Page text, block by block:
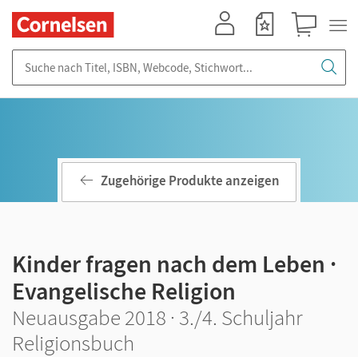
Zugehörige Produkte anzeigen
Kinder fragen nach dem Leben ·
Evangelische Religion
Neuausgabe 2018 · 3./4. Schuljahr
Religionsbuch